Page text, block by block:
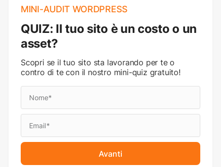
MINI-AUDIT WORDPRESS
QUIZ: Il tuo sito è un costo o un
asset?
Scopri se il tuo sito sta lavorando per te o
contro di te con il nostro mini-quiz gratuito!
Avanti